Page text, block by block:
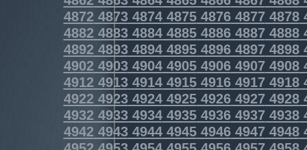
4872487348744875487648774878
4882488348844885488648874888
4892489348944895489648974898
4902490349044905490649074908
4912491349144915491649174918
4922492349244925492649274928
4932493349344935493649374938
4942494349444945494649474948